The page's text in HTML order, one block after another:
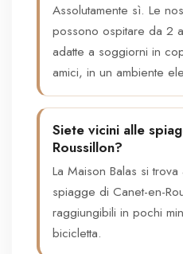
Assolutamente sì. Le
possono ospitare da 2
adatte a soggiorni in
amici, in un ambiente
Siete vicini alle
Roussillon?
La Maison Balas si
spiagge di Canet-en-
raggiungibili in pochi
bicicletta.